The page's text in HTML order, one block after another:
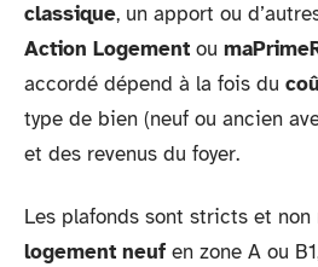
classique, un apport ou
Action Logement ou
accordé dépend à la fois du
type de bien (neuf ou ancien
et des revenus du foyer.
Les plafonds sont stricts et non
logement neuf en zone A ou